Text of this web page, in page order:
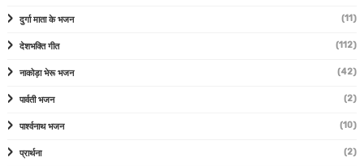
दुर्गा माता के भजन (11)
देशभक्ति गीत (112)
नाकोड़ा भेरू भजन (42)
पार्वती भजन (2)
पार्श्वनाथ भजन (10)
प्रार्थना (2)